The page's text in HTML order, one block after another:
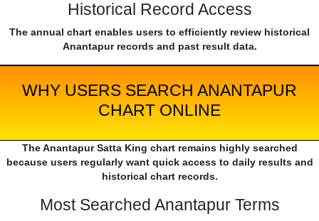
Historical Record Access
The annual chart enables users to efficiently review historical
Anantapur records and past result data.
WHY USERS SEARCH ANANTAPUR
CHART ONLINE
The Anantapur Satta King chart remains highly searched
because users regularly want quick access to daily results and
historical chart records.
Most Searched Anantapur Terms